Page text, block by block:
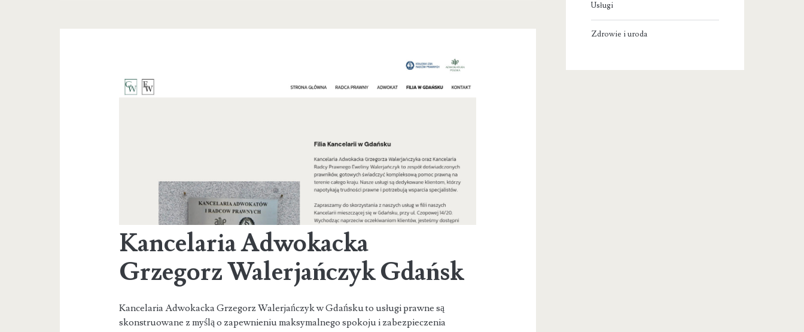
Kancelaria Adwokacka
Grzegorz Walerjańczyk Gdańsk
Kancelaria Adwokacka Grzegorz Walerjańczyk w Gdańsku to usługi prawne są
skonstruowane z myślą o zapewnieniu maksymalnego spokoju i zabezpieczenia
Usługi
Zdrowie i uroda